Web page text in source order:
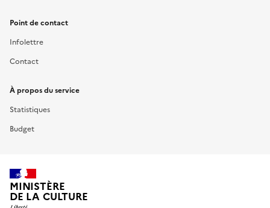
Point de contact
Infolettre
Contact
À propos du service
Statistiques
Budget
MINISTÈRE
DE LA CULTURE